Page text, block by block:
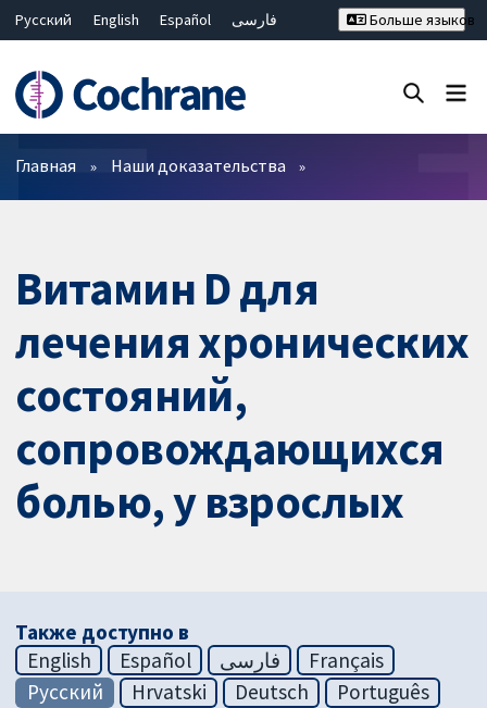
Русский English Español
فارسی
Bahasa Malaysia
ไทย
繁體中文
简体中文
Больше языков
Фильтры
Главная Наши доказательства
Витамин D для
лечения хронических
состояний,
сопровождающихся
болью, у взрослых
Также доступно в
English
Español فارسی
Français
Русский
Hrvatski Deutsch
Português